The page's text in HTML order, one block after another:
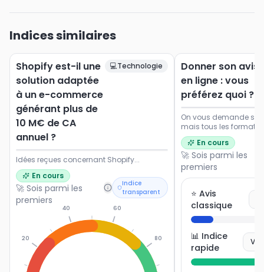
Indices similaires
Shopify est-il une
solution adaptée
à un e-commerce
générant plus de
10 M€ de CA
annuel ?
💻Technologie
Idées reçues concernant Shopify...
En cours
🚀 Sois parmi les
premiers
Indice
transparent
20
40 60
80
Donner son avis
en ligne : vous
préférez quoi ?
On vous demande
mais tous les formats
Dites-nous ce qui
envie de participer.
En cours
🚀 Sois parmi les
premiers
⭐ Avis
classique
📊 Indice
rapide